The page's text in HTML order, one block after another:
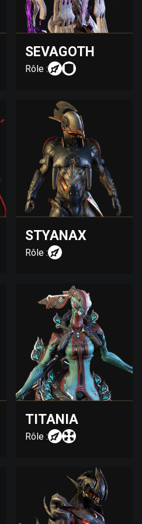
SEVAGOTH
Rôle :
STYANAX
Rôle :
TITANIA
Rôle :